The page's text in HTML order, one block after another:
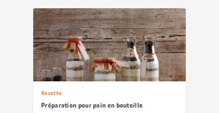
Recette
Préparation pour pain en bouteille